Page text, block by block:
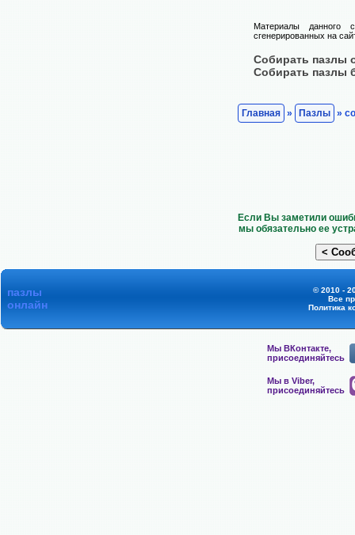
Материалы данного
сгенерированных на
Собирать пазлы
Собирать пазлы
Главная » Пазлы »
Если Вы заметили
мы обязательно ее
пазлы
онлайн
© 2010 -
Все
Политика
Мы ВКонтакте,
присоединяйтесь
Мы в Viber,
присоединяйтесь